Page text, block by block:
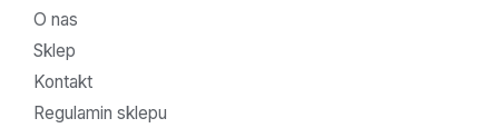
O nas
Sklep
Kontakt
Regulamin sklepu